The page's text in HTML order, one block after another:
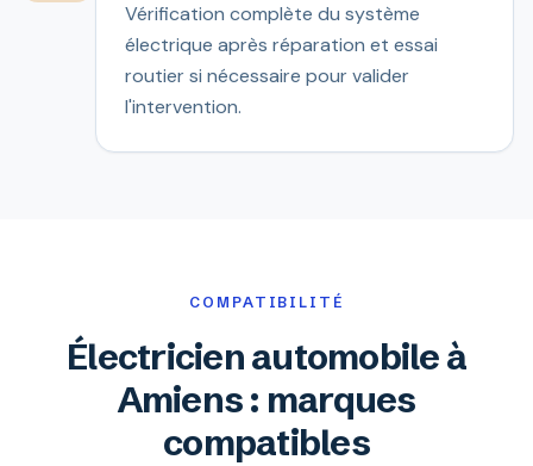
Vérification complète du système
électrique après réparation et essai
routier si nécessaire pour valider
l'intervention.
COMPATIBILITÉ
Électricien automobile à
Amiens : marques
compatibles